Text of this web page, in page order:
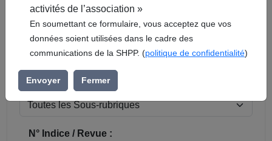
Réinitialiser
Sous-rubrique / Commune :
N° Indice / Revue :
activités de l’association »
En soumettant ce formulaire, vous acceptez que vos
données soient utilisées dans le cadre des
communications de la SHPP. (politique de confidentialité)
Envoyer Fermer